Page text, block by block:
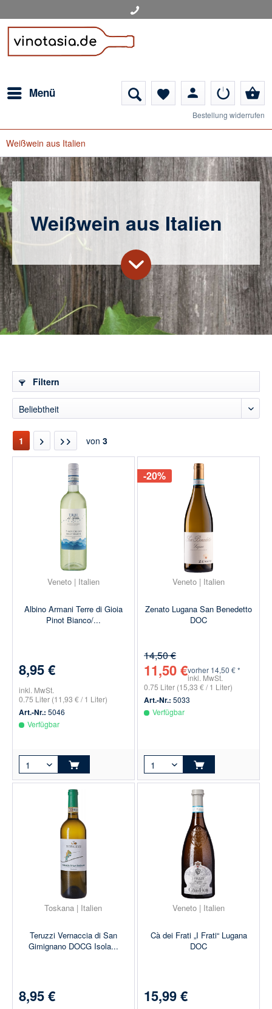
Menü favorite person shopping_basket
Bestellung widerrufen
Weißwein aus Italien
Weißwein aus Italien
Filtern
1 von 3
Veneto | Italien
Albino Armani Terre di Gioia
Pinot Bianco/...
8,95 €
inkl. MwSt.
0.75 Liter (11,93 € / 1 Liter)
Art.-Nr.: 5046
Verfügbar
-20%
Veneto | Italien
Zenato Lugana San Benedetto
DOC
14,50 €
11,50 €vorher 14,50 € *
inkl. MwSt.
0.75 Liter (15,33 € / 1 Liter)
Art.-Nr.: 5033
Verfügbar
Toskana | Italien
Teruzzi Vernaccia di San
Gimignano DOCG Isola...
8,95 €
Veneto | Italien
Cà dei Frati „I Frati“ Lugana
DOC
15,99 €